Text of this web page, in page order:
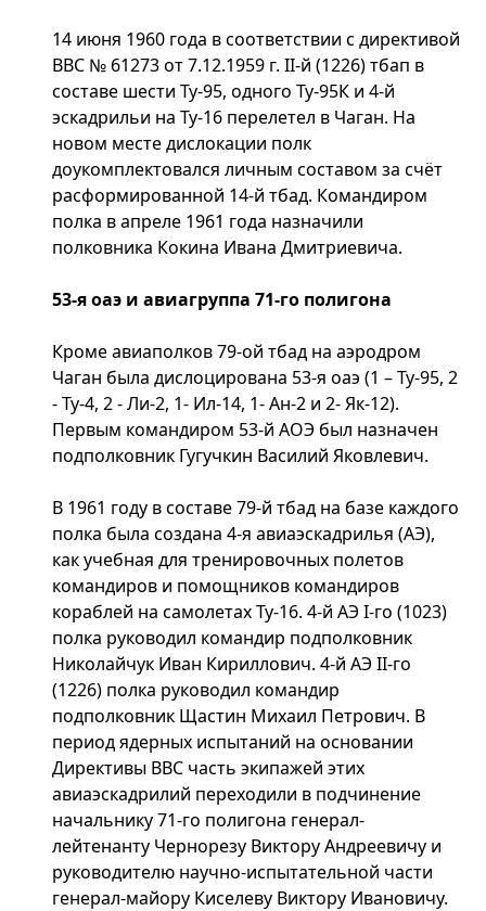
14 июня 1960 года в соответствии с директивой
ВВС № 61273 от 7.12.1959 г. II-й (1226) тбап в
составе шести Ту-95, одного Ту-95К и 4-й
эскадрильи на Ту-16 перелетел в Чаган. На
новом месте дислокации полк
доукомплектовался личным составом за счёт
расформированной 14-й тбад. Командиром
полка в апреле 1961 года назначили
полковника Кокина Ивана Дмитриевича.
53-я оаэ и авиагруппа 71-го полигона
Кроме авиаполков 79-ой тбад на аэродром
Чаган была дислоцирована 53-я оаэ (1 – Ту-95, 2
- Ту-4, 2 - Ли-2, 1- Ил-14, 1- Ан-2 и 2- Як-12).
Первым командиром 53-й АОЭ был назначен
подполковник Гугучкин Василий Яковлевич.
В 1961 году в составе 79-й тбад на базе каждого
полка была создана 4-я авиаэскадрилья (АЭ),
как учебная для тренировочных полетов
командиров и помощников командиров
кораблей на самолетах Ту-16. 4-й АЭ I-го (1023)
полка руководил командир подполковник
Николайчук Иван Кириллович. 4-й АЭ II-го
(1226) полка руководил командир
подполковник Щастин Михаил Петрович. В
период ядерных испытаний на основании
Директивы ВВС часть экипажей этих
авиаэскадрилий переходили в подчинение
начальнику 71-го полигона генерал-
лейтенанту Чернорезу Виктору Андреевичу и
руководителю научно-испытательной части
генерал-майору Киселеву Виктору Ивановичу.